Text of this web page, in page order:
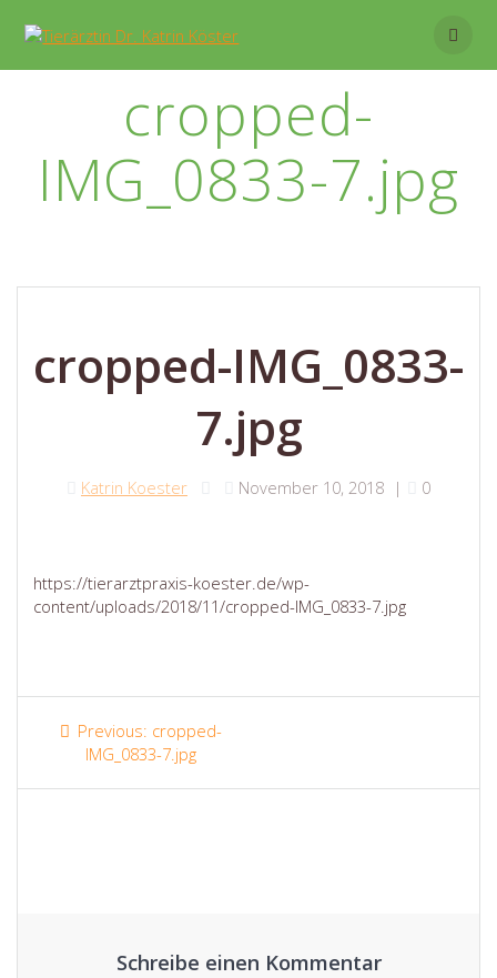
cropped-
IMG_0833-7.jpg
cropped-IMG_0833-
7.jpg
Katrin Koester November 10, 2018 | 0
https://tierarztpraxis-koester.de/wp-
content/uploads/2018/11/cropped-IMG_0833-7.jpg
Beitragsnavigation
Previous: Previous
post:
cropped-
IMG_0833-7.jpg
Schreibe einen Kommentar